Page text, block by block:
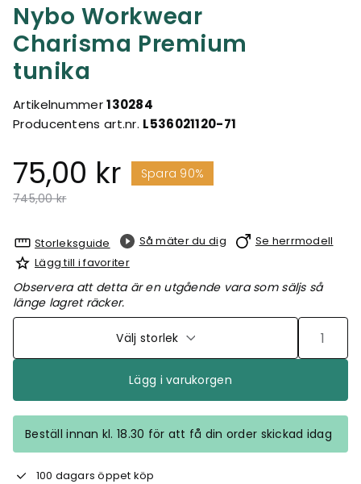
Nybo Workwear
Charisma Premium
tunika
Artikelnummer130284
Producentens art.nr. L536021120-71
75,00 kr
Spara 90%
Pris nedsatt från
745,00 krtill
Storleksguide Så mäter du dig
Se herrmodell
Lägg till i favoriter
Observera att detta är en utgående vara som säljs så
länge lagret räcker.
Välj storlek
Lägg i varukorgen
Beställ innan kl. 18.30 för att få din order skickad idag
100 dagars öppet köp